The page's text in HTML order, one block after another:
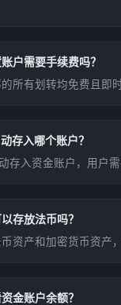
户需要手续费吗？
所有划转均免费且即时
存入哪个账户？
存入资金账户，用户
存放法币吗？
资产和加密货币资产
金账户余额？